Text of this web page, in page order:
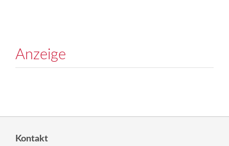
Anzeige
Kontakt